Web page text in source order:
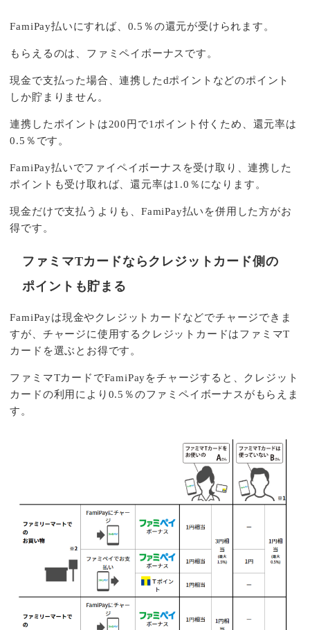
FamiPay払いにすれば、0.5％の還元が受けられます。
もらえるのは、ファミペイボーナスです。
現金で支払った場合、連携したdポイントなどのポイント
しか貯まりません。
連携したポイントは200円で1ポイント付くため、還元率は
0.5％です。
FamiPay払いでファイペイボーナスを受け取り、連携した
ポイントも受け取れば、還元率は1.0％になります。
現金だけで支払うよりも、FamiPay払いを併用した方がお
得です。
ファミマTカードならクレジットカード側の
ポイントも貯まる
FamiPayは現金やクレジットカードなどでチャージできま
すが、チャージに使用するクレジットカードはファミマT
カードを選ぶとお得です。
ファミマTカードでFamiPayをチャージすると、クレジット
カードの利用により0.5％のファミペイボーナスがもらえま
す。